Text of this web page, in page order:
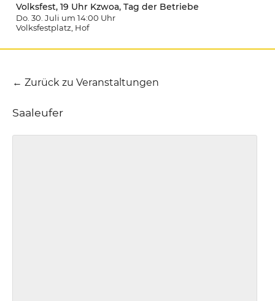
Volksfest, 19 Uhr Kzwoa, Tag der Betriebe
Do. 30. Juli um 14:00 Uhr
Volksfestplatz , Hof
← Zurück zu Veranstaltungen
Saaleufer